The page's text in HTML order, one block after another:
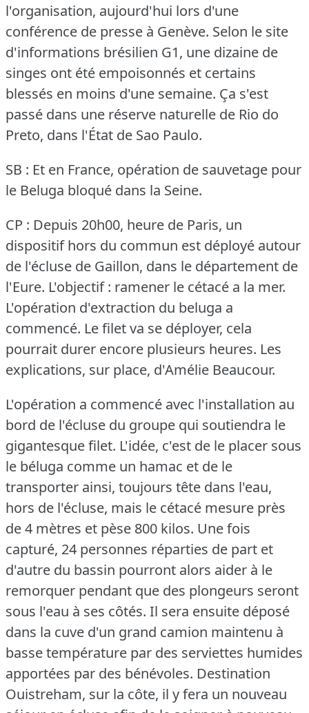
l'organisation, aujourd'hui lors d'une
conférence de presse à Genève. Selon le site
d'informations brésilien G1, une dizaine de
singes ont été empoisonnés et certains
blessés en moins d'une semaine. Ça s'est
passé dans une réserve naturelle de Rio do
Preto, dans l'État de Sao Paulo.
SB : Et en France, opération de sauvetage pour
le Beluga bloqué dans la Seine.
CP : Depuis 20h00, heure de Paris, un
dispositif hors du commun est déployé autour
de l'écluse de Gaillon, dans le département de
l'Eure. L'objectif : ramener le cétacé a la mer.
L'opération d'extraction du beluga a
commencé. Le filet va se déployer, cela
pourrait durer encore plusieurs heures. Les
explications, sur place, d'Amélie Beaucour.
L'opération a commencé avec l'installation au
bord de l'écluse du groupe qui soutiendra le
gigantesque filet. L'idée, c'est de le placer sous
le béluga comme un hamac et de le
transporter ainsi, toujours tête dans l'eau,
hors de l'écluse, mais le cétacé mesure près
de 4 mètres et pèse 800 kilos. Une fois
capturé, 24 personnes réparties de part et
d'autre du bassin pourront alors aider à le
remorquer pendant que des plongeurs seront
sous l'eau à ses côtés. Il sera ensuite déposé
dans la cuve d'un grand camion maintenu à
basse température par des serviettes humides
apportées par des bénévoles. Destination
Ouistreham, sur la côte, il y fera un nouveau